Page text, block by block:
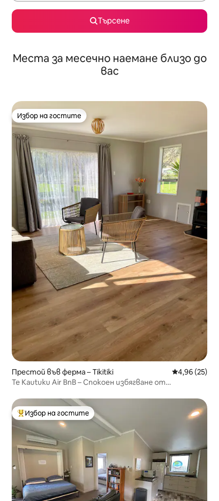
Търсене
Места за месечно наемане близо до
вас
Избор на гостите
Избор на гостите
Престой във ферма – Tikitiki Средна
4,96 (25)
Te Kautuku Air BnB – Спокоен избягване от
Най-популярен избор на гостите
Избор на гостите